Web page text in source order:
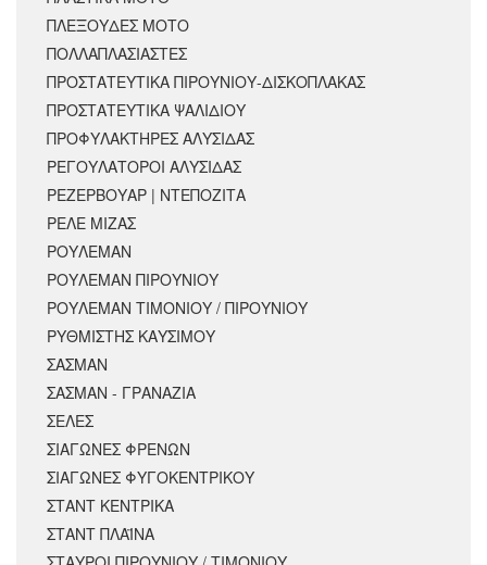
ΠΛΕΞΟΥΔΕΣ ΜΟΤΟ
ΠΟΛΛΑΠΛΑΣΙΑΣΤΕΣ
ΠΡΟΣΤΑΤΕΥΤΙΚΑ ΠΙΡΟΥΝΙΟΥ-ΔΙΣΚΟΠΛΑΚΑΣ
ΠΡΟΣΤΑΤΕΥΤΙΚΑ ΨΑΛΙΔΙΟΥ
ΠΡΟΦΥΛΑΚΤΗΡΕΣ ΑΛΥΣΙΔΑΣ
ΡΕΓΟΥΛΑΤΟΡΟΙ ΑΛΥΣΙΔΑΣ
ΡΕΖΕΡΒΟΥΑΡ | ΝΤΕΠΟΖΙΤΑ
ΡΕΛΕ ΜΙΖΑΣ
ΡΟΥΛΕΜΑΝ
ΡΟΥΛΕΜΑΝ ΠΙΡΟΥΝΙΟΥ
ΡΟΥΛΕΜΑΝ ΤΙΜΟΝΙΟΥ / ΠΙΡΟΥΝΙΟΥ
ΡΥΘΜΙΣΤΗΣ ΚΑΥΣΙΜΟΥ
ΣΑΣΜΑΝ
ΣΑΣΜΑΝ - ΓΡΑΝΑΖΙΑ
ΣΕΛΕΣ
ΣΙΑΓΩΝΕΣ ΦΡΕΝΩΝ
ΣΙΑΓΩΝΕΣ ΦΥΓΟΚΕΝΤΡΙΚΟΥ
ΣΤΑΝΤ ΚΕΝΤΡΙΚΑ
ΣΤΑΝΤ ΠΛΑΪΝΑ